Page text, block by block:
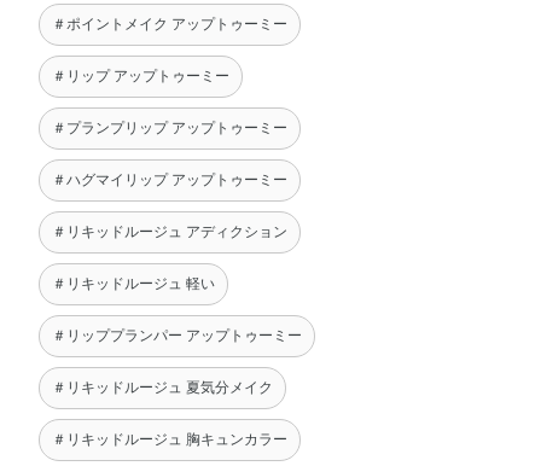
＃ポイントメイク アップトゥーミー
＃リップ アップトゥーミー
＃プランプリップ アップトゥーミー
＃ハグマイリップ アップトゥーミー
＃リキッドルージュ アディクション
＃リキッドルージュ 軽い
＃リッププランパー アップトゥーミー
＃リキッドルージュ 夏気分メイク
＃リキッドルージュ 胸キュンカラー